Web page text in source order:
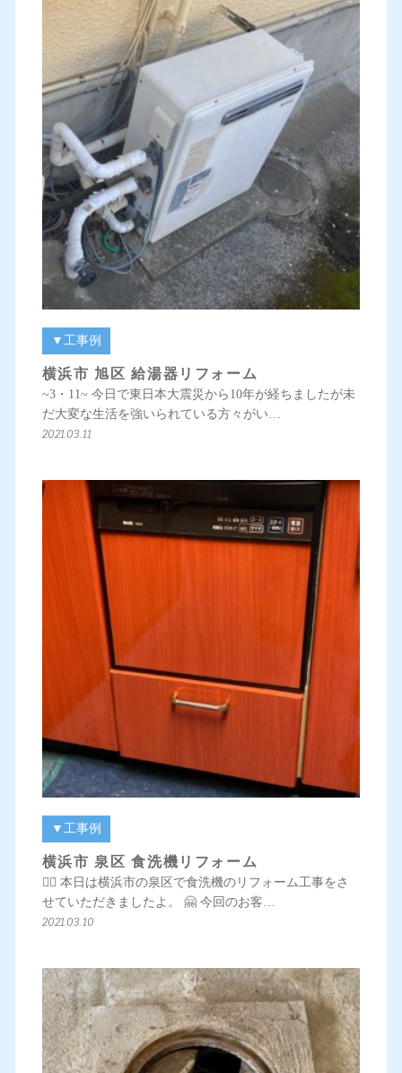
▼工事例
横浜市 旭区 給湯器リフォーム
~3・11~ 今日で東日本大震災から10年が経ちましたが未
だ大変な生活を強いられている方々がい…
2021.03.11
▼工事例
横浜市 泉区 食洗機リフォーム
💁‍♀️ 本日は横浜市の泉区で食洗機のリフォーム工事をさ
せていただきましたよ。 🤗 今回のお客…
2021.03.10